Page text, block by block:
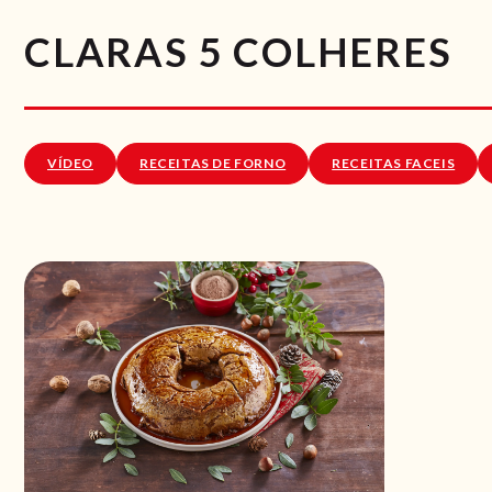
CLARAS 5 COLHERES
VÍDEO RECEITAS DE FORNO RECEITAS FACEIS